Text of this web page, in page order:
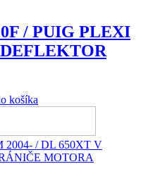
produktu.
/ PUIG PLEXI
košíka